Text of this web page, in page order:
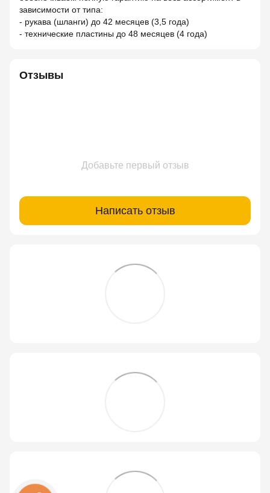
зависимости от типа:
- рукава (шланги) до 42 месяцев (3,5 года)
- технические пластины до 48 месяцев (4 года)
Отзывы
Добавьте первый отзыв
Написать отзыв